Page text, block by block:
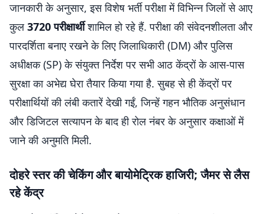
जानकारी के अनुसार, इस विशेष भर्ती परीक्षा में विभिन्न जिलों से आए
कुल 3720 परीक्षार्थीशामिल हो रहे हैं. परीक्षा की संवेदनशीलता और
पारदर्शिता बनाए रखने के लिए जिलाधिकारी (DM) और पुलिस
अधीक्षक (SP) के संयुक्त निर्देश पर सभी आठ केंद्रों के आस-पास
सुरक्षा का अभेद्य घेरा तैयार किया गया है. सुबह से ही केंद्रों पर
परीक्षार्थियों की लंबी कतारें देखी गईं, जिन्हें गहन भौतिक अनुसंधान
और डिजिटल सत्यापन के बाद ही रोल नंबर के अनुसार कक्षाओं में
जाने की अनुमति मिली.
दोहरे स्तर की चेकिंग और बायोमेट्रिक हाजिरी; जैमर से लैस
रहे केंद्र